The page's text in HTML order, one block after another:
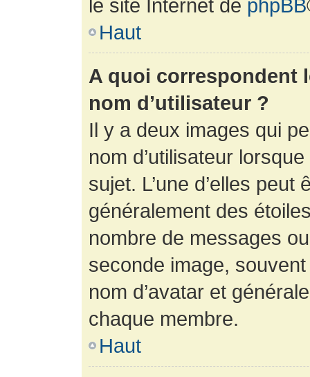
le site Internet de phpBB
Haut
A quoi correspondent
nom d’utilisateur ?
Il y a deux images qui
nom d’utilisateur
sujet. L’une d’elles
généralement des
nombre de messages
seconde image,
nom d’avatar et
chaque membre.
Haut